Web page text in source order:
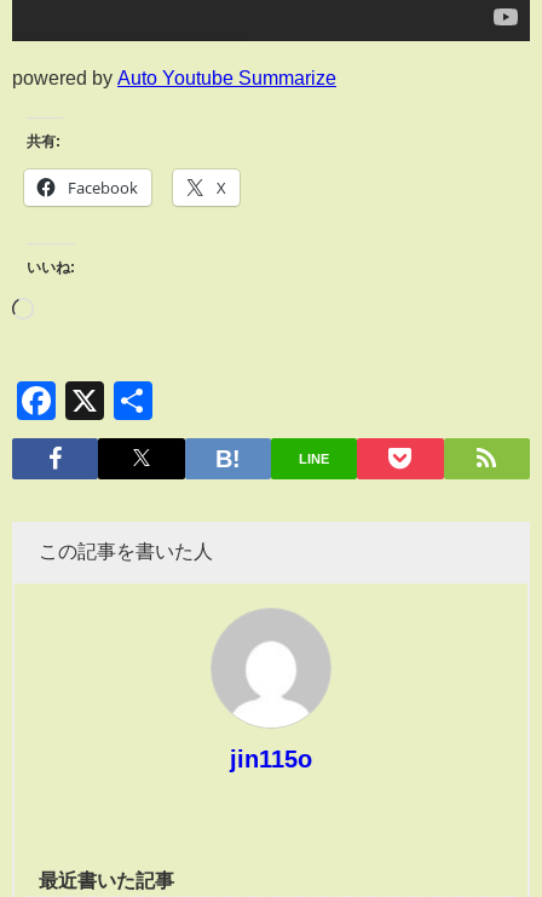
powered by Auto Youtube Summarize
共有:
Facebook X
いいね:
Facebook
X
有
LINE
この記事を書いた人
jin115o
最近書いた記事